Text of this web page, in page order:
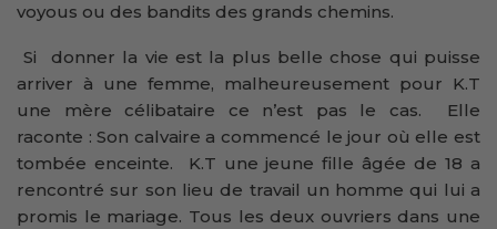
voyous ou des bandits des grands chemins.
Si donner la vie est la plus belle chose qui puisse
arriver à une femme, malheureusement pour K.T
une mère célibataire ce n’est pas le cas. Elle
raconte : Son calvaire a commencé le jour où elle est
tombée enceinte. K.T une jeune fille âgée de 18 a
rencontré sur son lieu de travail un homme qui lui a
promis le mariage. Tous les deux ouvriers dans une